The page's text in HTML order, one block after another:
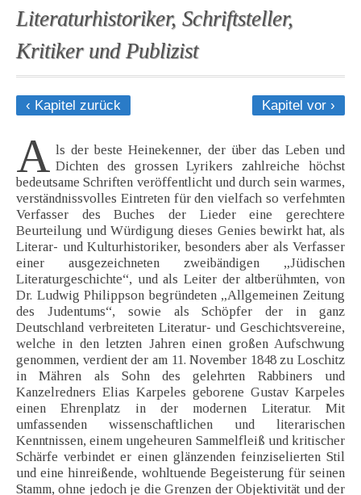
Literaturhistoriker, Schriftsteller,
Kritiker und Publizist
‹ Kapitel zurück Kapitel vor ›
A ls der beste Heinekenner, der über das Leben und
Dichten des grossen Lyrikers zahlreiche höchst
bedeutsame Schriften veröffentlicht und durch sein warmes,
verständnissvolles Eintreten für den vielfach so verfehmten
Verfasser des Buches der Lieder eine gerechtere
Beurteilung und Würdigung dieses Genies bewirkt hat, als
Literar- und Kulturhistoriker, besonders aber als Verfasser
einer ausgezeichneten zweibändigen „Jüdischen
Literaturgeschichte“, und als Leiter der altberühmten, von
Dr. Ludwig Philippson begründeten „Allgemeinen Zeitung
des Judentums“, sowie als Schöpfer der in ganz
Deutschland verbreiteten Literatur- und Geschichtsvereine,
welche in den letzten Jahren einen großen Aufschwung
genommen, verdient der am 11. November 1848 zu Loschitz
in Mähren als Sohn des gelehrten Rabbiners und
Kanzelredners Elias Karpeles geborene Gustav Karpeles
einen Ehrenplatz in der modernen Literatur. Mit
umfassenden wissenschaftlichen und literarischen
Kenntnissen, einem ungeheuren Sammelfleiß und kritischer
Schärfe verbindet er einen glänzenden feinziselierten Stil
und eine hinreißende, wohltuende Begeisterung für seinen
Stamm, ohne jedoch je die Grenzen der Objektivität und der